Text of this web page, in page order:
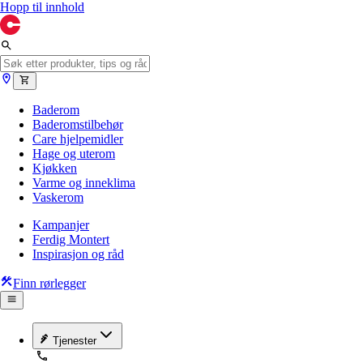
Hopp til innhold
Baderom
Baderomstilbehør
Care hjelpemidler
Hage og uterom
Kjøkken
Varme og inneklima
Vaskerom
Kampanjer
Ferdig Montert
Inspirasjon og råd
Finn rørlegger
Tjenester